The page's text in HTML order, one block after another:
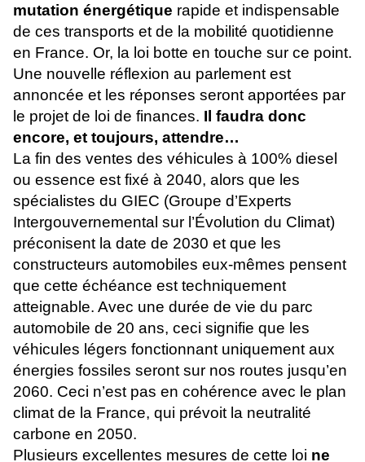
mutation énergétique rapide et indispensable
de ces transports et de la mobilité quotidienne
en France. Or, la loi botte en touche sur ce point.
Une nouvelle réflexion au parlement est
annoncée et les réponses seront apportées par
le projet de loi de finances. Il faudra donc
encore, et toujours, attendre…
La fin des ventes des véhicules à 100% diesel
ou essence est fixé à 2040, alors que les
spécialistes du GIEC (Groupe d’Experts
Intergouvernemental sur l’Évolution du Climat)
préconisent la date de 2030 et que les
constructeurs automobiles eux-mêmes pensent
que cette échéance est techniquement
atteignable. Avec une durée de vie du parc
automobile de 20 ans, ceci signifie que les
véhicules légers fonctionnant uniquement aux
énergies fossiles seront sur nos routes jusqu’en
2060. Ceci n’est pas en cohérence avec le plan
climat de la France, qui prévoit la neutralité
carbone en 2050.
Plusieurs excellentes mesures de cette loi ne